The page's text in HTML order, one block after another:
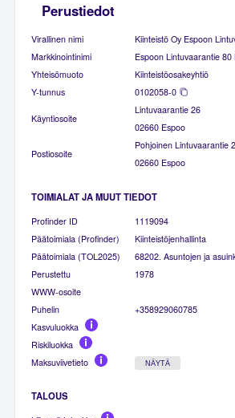
Perustiedot
Virallinen nimi
Kiinteistö Oy Espoon
Markkinointinimi
Espoon Lintuvaarantie 80
Yhteisömuoto
Kiinteistöosakeyhtiö
Y-tunnus
0102058-0
Käyntiosoite
Lintuvaarantie 26
02660 Espoo
Postiosoite
Pohjoinen Lintuvaarantie
02660 Espoo
TOIMIALAT JA MUUT TIEDOT
Profinder ID
1119094
Päätoimiala (Profinder)
Kiinteistöjenhallinta
Päätoimiala (TOL2025)
68202. Asuntojen ja
Perustettu
1978
WWW-osoite
Puhelin
+358929060785
Kasvuluokka
Riskiluokka
Maksuviivetieto
NÄYTÄ
TALOUS